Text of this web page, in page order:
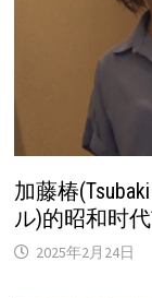
加藤椿
ル)的昭和时
2025年2月24日